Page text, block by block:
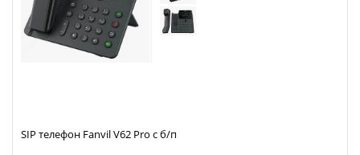
SIP телефон Fanvil V62 Pro с б/п